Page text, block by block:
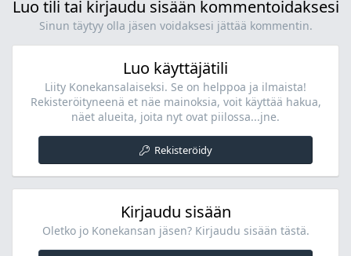
Luo tili tai kirjaudu sisään kommentoidaksesi
Sinun täytyy olla jäsen voidaksesi jättää kommentin.
Luo käyttäjätili
Liity Konekansalaiseksi. Se on helppoa ja ilmaista!
Rekisteröityneenä et näe mainoksia, voit käyttää hakua,
näet alueita, joita nyt ovat piilossa...jne.
Rekisteröidy
Kirjaudu sisään
Oletko jo Konekansan jäsen? Kirjaudu sisään tästä.